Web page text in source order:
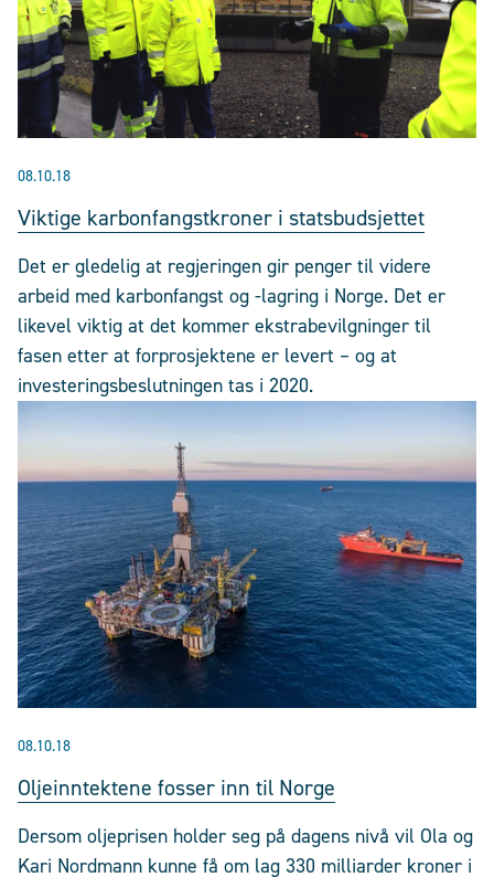
08.10.18
Viktige karbonfangstkroner i statsbudsjettet
Det er gledelig at regjeringen gir penger til videre
arbeid med karbonfangst og -lagring i Norge. Det er
likevel viktig at det kommer ekstrabevilgninger til
fasen etter at forprosjektene er levert – og at
investeringsbeslutningen tas i 2020.
08.10.18
Oljeinntektene fosser inn til Norge
Dersom oljeprisen holder seg på dagens nivå vil Ola og
Kari Nordmann kunne få om lag 330 milliarder kroner i